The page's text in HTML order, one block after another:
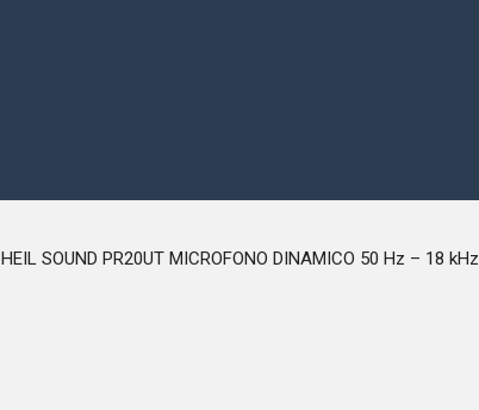
HEIL SOUND PR20UT MICROFONO DINAMICO 50 Hz – 18 kHz